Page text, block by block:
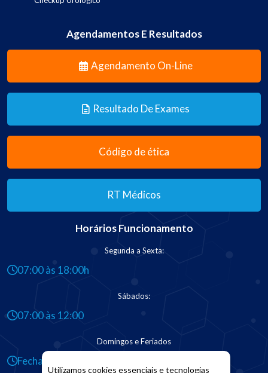
Agendamentos E Resultados
Agendamento On-Line
Resultado De Exames
Código de ética
RT Médicos
Horários Funcionamento
Segunda a Sexta:
07:00 às 18:00h
Sábados:
07:00 às 12:00
Domingos e Feriados
Fechado
Utilizamos cookies essenciais e tecnologias